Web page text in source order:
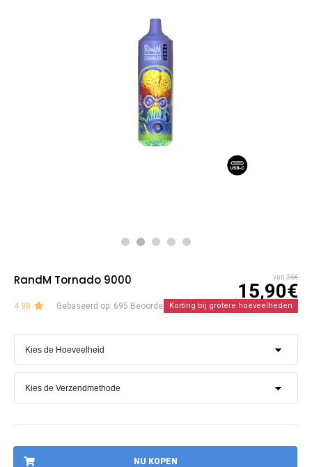
RandM Tornado 9000 van 26€
15,90€
4.98 Gebaseerd op: 695 BeoordelingenKorting bij grotere hoeveelheden
NU KOPEN